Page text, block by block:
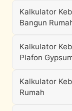
Kalkulator
Bangun
Kalkulator
Plafon
Kalkulator
Rumah